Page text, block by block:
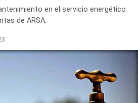
en el servicio energético
de ARSA.